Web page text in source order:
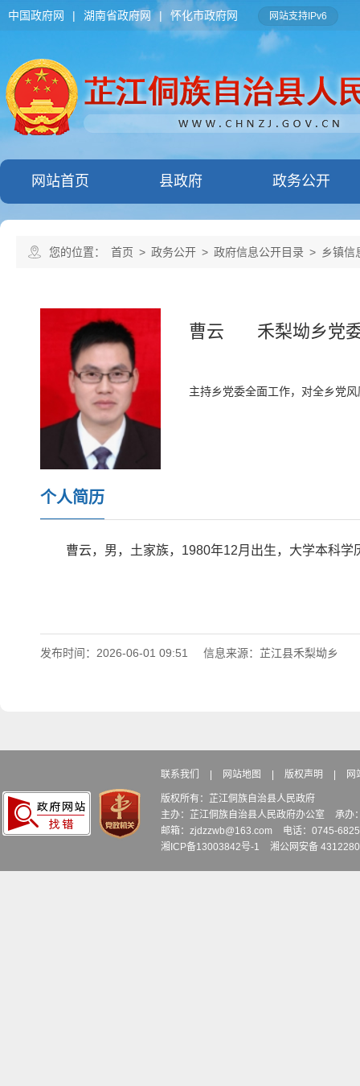
中国政府网 | 湖南省政府网 | 怀化市政府网 网站支持IPv6
网站首页 县政府 政务公开
您的位置： 首页 > 政务公开 > 政府信息公开目录 > 乡镇信
曹云 禾梨坳乡党
主持乡党委全面工作，对全乡党
个人简历
曹云，男，土家族，1980年12月出生，大学本科学
发布时间：2026-06-01 09:51 信息来源：芷江县禾梨坳乡
联系我们 网站地图 版权声明 网
版权所有：芷江侗族自治县人民政府
主办：芷江侗族自治县人民政府办公室
承办
邮箱：zjdzzwb@163.com
电话：0745-
湘ICP备13003842号-1
湘公网安备